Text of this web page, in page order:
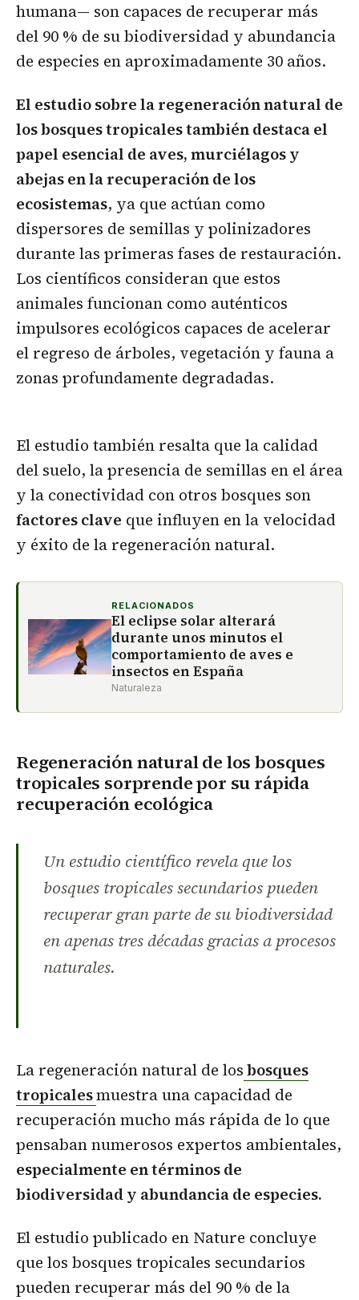
humana— son capaces de recuperar más
del 90 % de su biodiversidad y abundancia
de especies en aproximadamente 30 años.
El estudio sobre la regeneración natural de
los bosques tropicales también destaca el
papel esencial de aves, murciélagos y
abejas en la recuperación de los
ecosistemas, ya que actúan como
dispersores de semillas y polinizadores
durante las primeras fases de restauración.
Los científicos consideran que estos
animales funcionan como auténticos
impulsores ecológicos capaces de acelerar
el regreso de árboles, vegetación y fauna a
zonas profundamente degradadas.
El estudio también resalta que la calidad
del suelo, la presencia de semillas en el área
y la conectividad con otros bosques son
factores clave que influyen en la velocidad
y éxito de la regeneración natural.
RELACIONADOS
El eclipse solar alterará
durante unos minutos el
comportamiento de aves e
insectos en España
Naturaleza
Regeneración natural de los bosques
tropicales sorprende por su rápida
recuperación ecológica
Un estudio científico revela que los
bosques tropicales secundarios pueden
recuperar gran parte de su biodiversidad
en apenas tres décadas gracias a procesos
naturales.
La regeneración natural de losbosques
tropicalesmuestra una capacidad de
recuperación mucho más rápida de lo que
pensaban numerosos expertos ambientales,
especialmente en términos de
biodiversidad y abundancia de especies.
El estudio publicado en Nature concluye
que los bosques tropicales secundarios
pueden recuperar más del 90 % de la